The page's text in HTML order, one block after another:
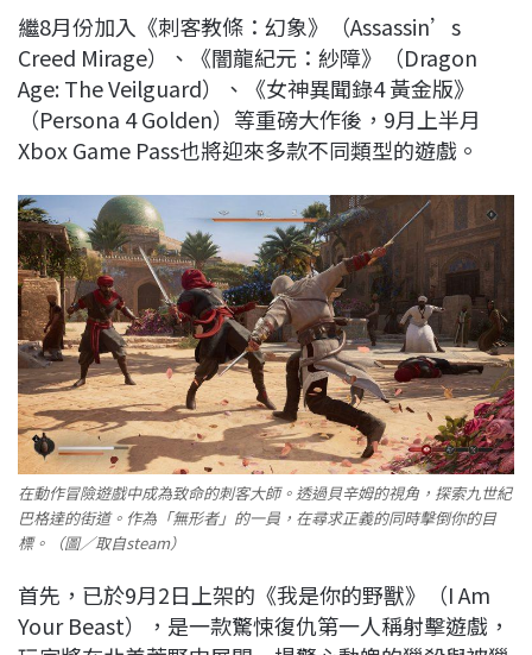
繼8月份加入《刺客教條：幻象》（Assassin’s
Creed Mirage）、《闇龍紀元：紗障》（Dragon
Age: The Veilguard）、《女神異聞錄4 黃金版》
（Persona 4 Golden）等重磅大作後，9月上半月
Xbox Game Pass也將迎來多款不同類型的遊戲。
在動作冒險遊戲中成為致命的刺客大師。透過貝辛姆的視角，探索九世紀
巴格達的街道。作為「無形者」的一員，在尋求正義的同時擊倒你的目
標。（圖／取自steam）
首先，已於9月2日上架的《我是你的野獸》（I Am
Your Beast），是一款驚悚復仇第一人稱射擊遊戲，